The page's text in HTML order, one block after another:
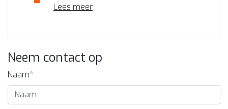
Lees meer
Neem contact op
Naam*